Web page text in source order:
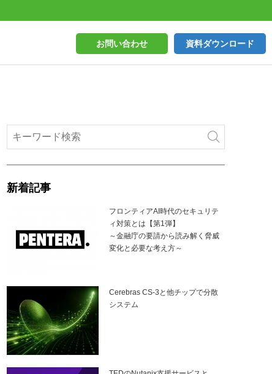
お問い合わせ 資料ダウンロード
新着記事
フロンティアAI時代のセキュリテ
ィ対策とは【第1弾】
～金融庁の要請から読み解く脅威
変化と必要な考え方～
Cerebras CS-3と他チップで分散
システム